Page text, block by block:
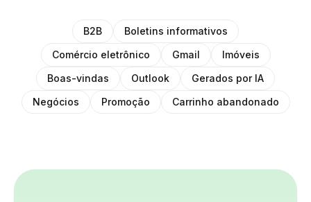
B2B
Boletins informativos
Comércio eletrônico
Gmail
Imóveis
Boas-vindas
Outlook
Gerados por IA
Negócios
Promoção Carrinho abandonado